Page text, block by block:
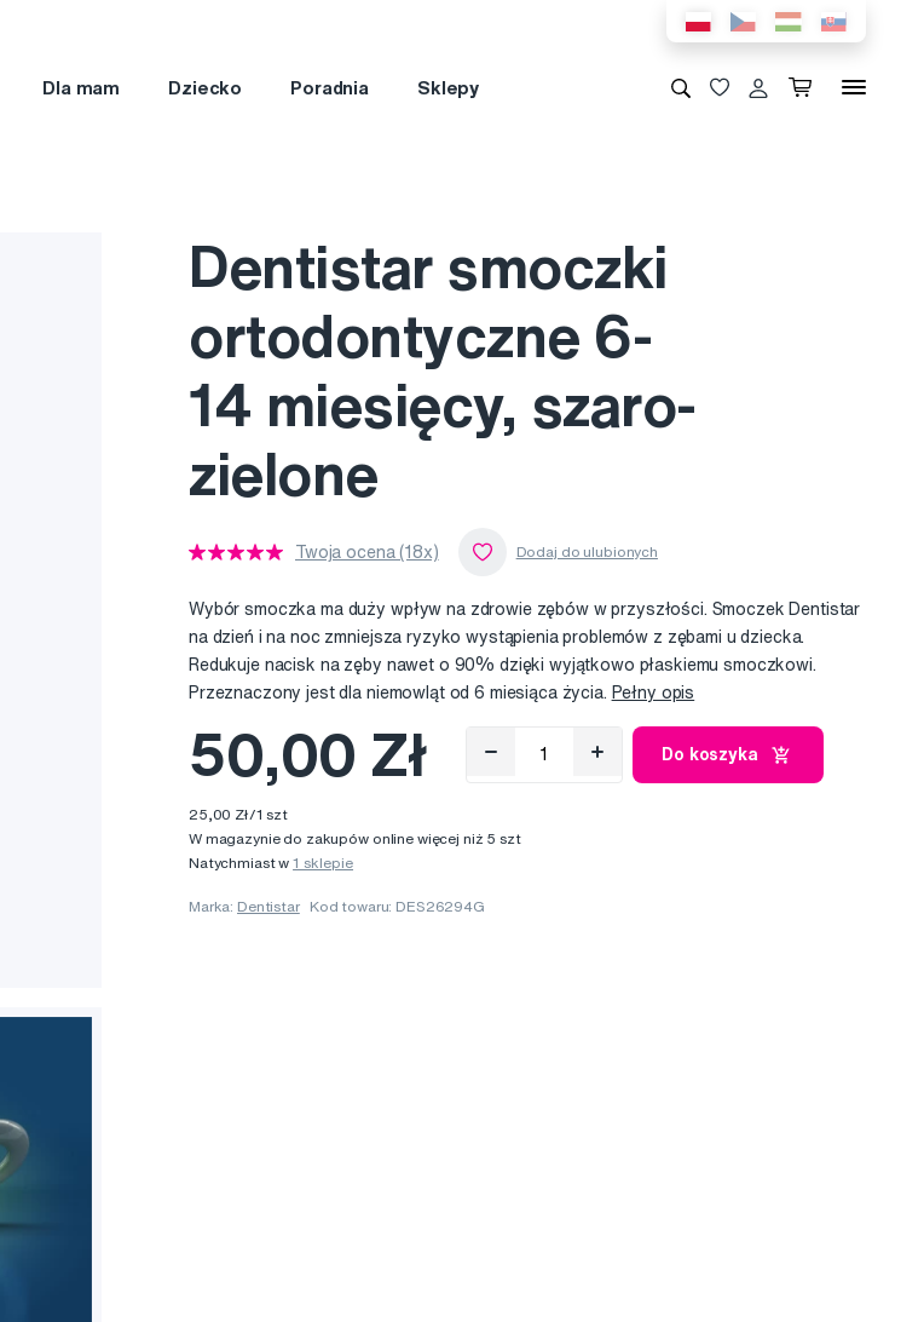
Dla mam Dziecko Poradnia Sklepy
Dentistar smoczki
ortodontyczne 6-
14 miesięcy, szaro-
zielone
Twoja ocena (18x)
Wybór smoczka ma duży wpływ na zdrowie zębów w przyszłości. Smoczek Dentistar
na dzień i na noc zmniejsza ryzyko wystąpienia problemów z zębami u dziecka.
Redukuje nacisk na zęby nawet o 90% dzięki wyjątkowo płaskiemu smoczkowi.
Przeznaczony jest dla niemowląt od 6 miesiąca życia. Pełny opis
50,00 Zł Do koszyka
25,00 Zł/1 szt
W magazynie do zakupów online więcej niż 5 szt
Natychmiast w1 sklepie
Marka: Dentistar Kod towaru: DES26294G